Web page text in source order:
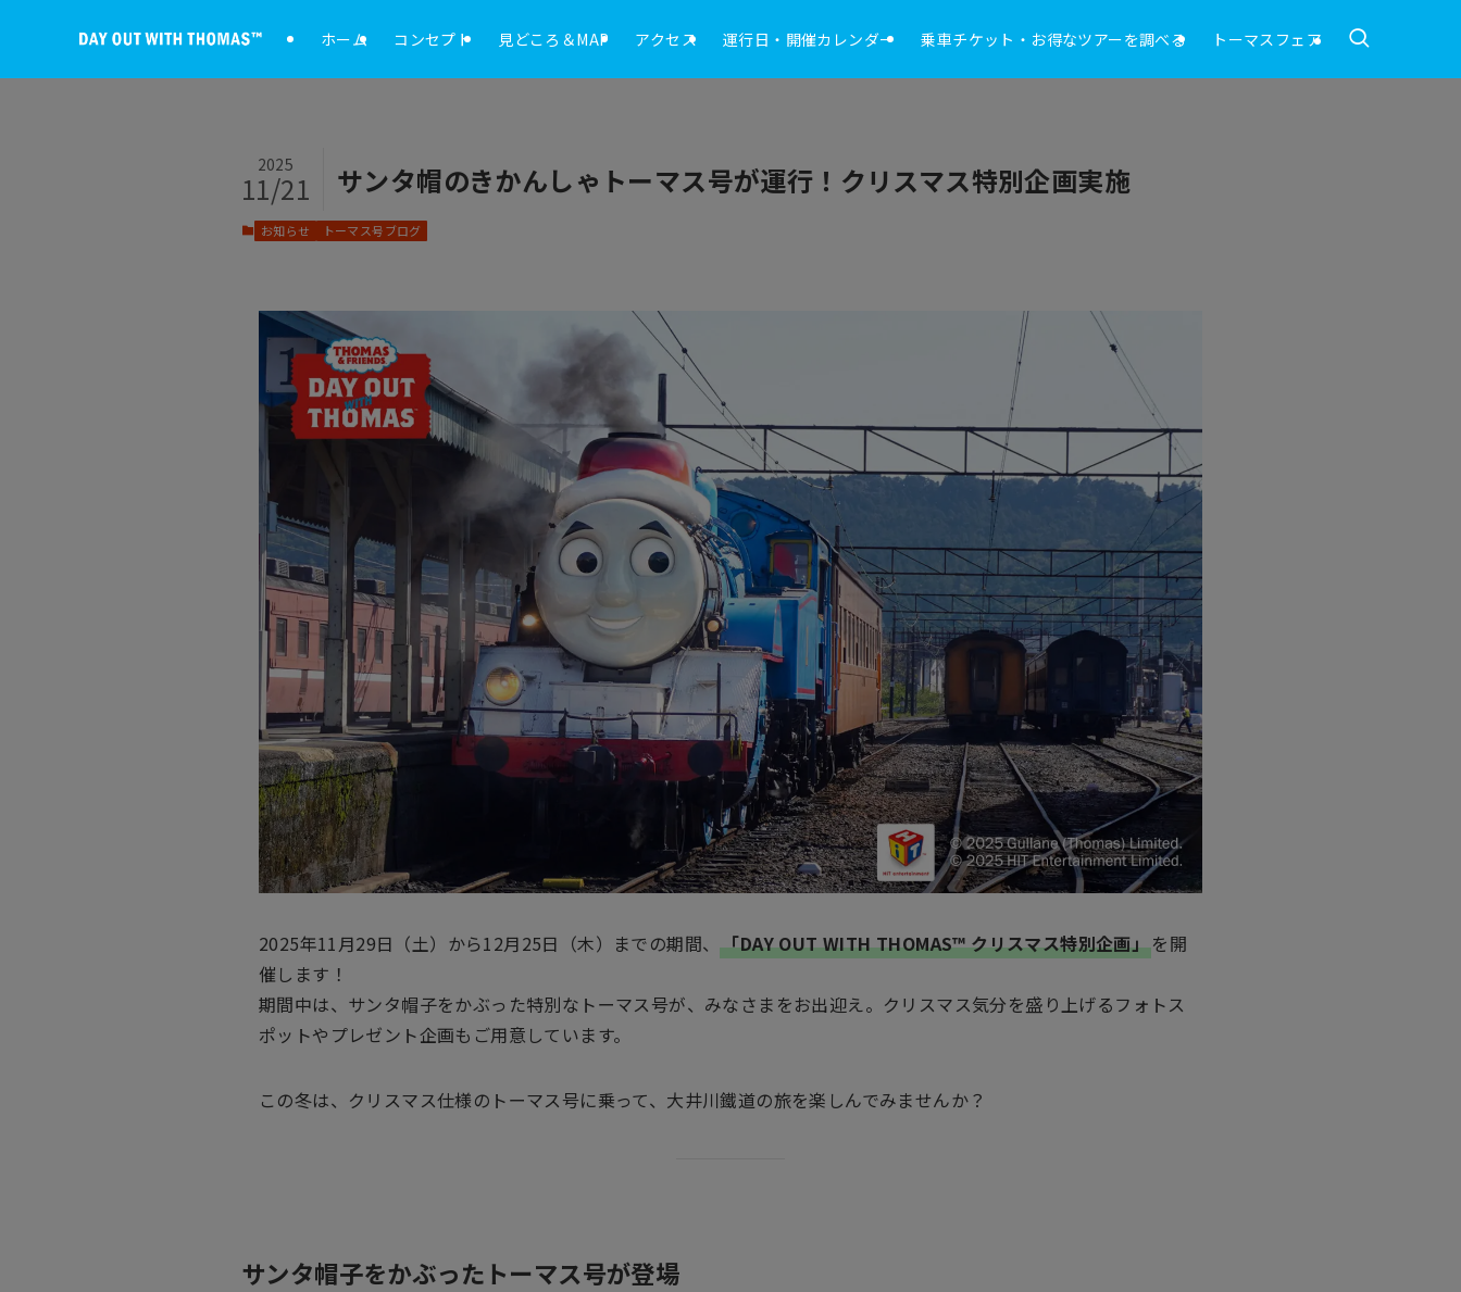
ホーム コンセプト 見どころ＆MAP アクセス 運行日・開催カレンダー 乗車チケット・お得なツアーを調べる トーマスフェア
サンタ帽のきかんしゃトーマス号が運行！クリスマス特別企画実施
2025
11/21
お知らせ トーマス号ブログ
2025年11月29日（土）から12月25日（木）までの期間、「DAY OUT WITH THOMAS™ クリスマス特別企画」を開
催します！
期間中は、サンタ帽子をかぶった特別なトーマス号が、みなさまをお出迎え。クリスマス気分を盛り上げるフォトス
ポットやプレゼント企画もご用意しています。
この冬は、クリスマス仕様のトーマス号に乗って、大井川鐵道の旅を楽しんでみませんか？
サンタ帽子をかぶったトーマス号が登場